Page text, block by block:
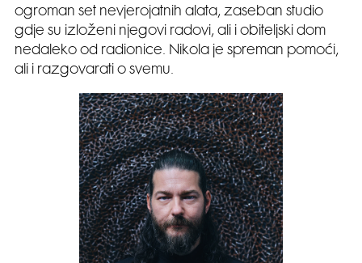
ogroman set nevjerojatnih alata, zaseban studio
gdje su izloženi njegovi radovi, ali i obiteljski dom
nedaleko od radionice. Nikola je spreman pomoći,
ali i razgovarati o svemu.